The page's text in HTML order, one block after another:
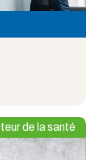
de la santé